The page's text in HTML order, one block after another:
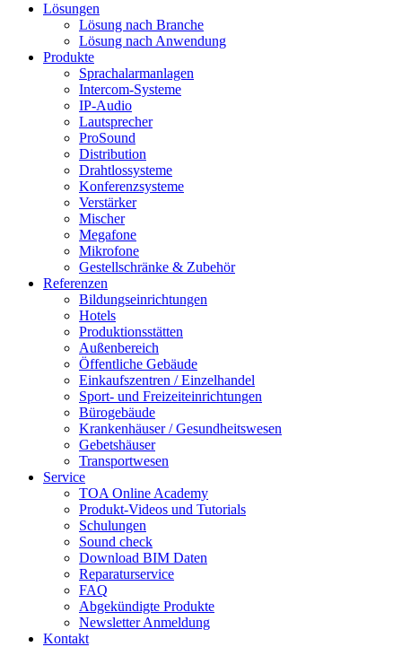
Lösungen
Lösung nach Branche
Lösung nach Anwendung
Produkte
Sprachalarmanlagen
Intercom-Systeme
IP-Audio
Lautsprecher
ProSound
Distribution
Drahtlossysteme
Konferenzsysteme
Verstärker
Mischer
Megafone
Mikrofone
Gestellschränke & Zubehör
Referenzen
Bildungseinrichtungen
Hotels
Produktionsstätten
Außenbereich
Öffentliche Gebäude
Einkaufszentren / Einzelhandel
Sport- und Freizeiteinrichtungen
Bürogebäude
Krankenhäuser / Gesundheitswesen
Gebetshäuser
Transportwesen
Service
TOA Online Academy
Produkt-Videos und Tutorials
Schulungen
Sound check
Download BIM Daten
Reparaturservice
FAQ
Abgekündigte Produkte
Newsletter Anmeldung
Kontakt